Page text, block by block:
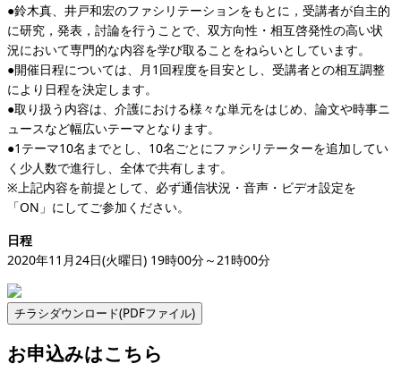
●鈴木真、井戸和宏のファシリテーションをもとに，受講者が自主的
に研究，発表，討論を行うことで、双方向性・相互啓発性の高い状
況において専門的な内容を学び取ることをねらいとしています。
●開催日程については、月1回程度を目安とし、受講者との相互調整
により日程を決定します。
●取り扱う内容は、介護における様々な単元をはじめ、論文や時事ニ
ュースなど幅広いテーマとなります。
●1テーマ10名までとし、10名ごとにファシリテーターを追加してい
く少人数で進行し、全体で共有します。
※上記内容を前提として、必ず通信状況・音声・ビデオ設定を
「ON」にしてご参加ください。
日程
2020年11月24日(火曜日) 19時00分～21時00分
お申込みはこちら